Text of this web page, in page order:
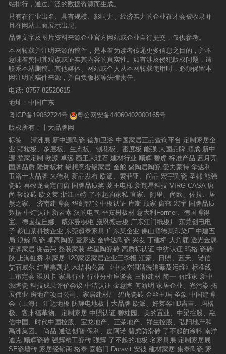
站排行，通过广泛的数据资源而生成。
只有在行业出名、具有规模、影响力、经济实力的企业在才会被收录并
且在网站上面展示出现。
品牌文字及图片资料来源企业官方网站或企业自行提交，仅供参考。
本网转载并注明来源的稿件，是本着为读者传递更多信息之目的，并不
意味着赞同其观点或证实其内容的真实性。如有涉及侵犯版权问题，请
联系本站删稿。其他媒体、网站或个人从本网转载使用时，必须保留本
网注明的稿件来源，并自负版权等法律责任。
电话: 0757-82520615
地址：中国广东
粤ICP备19052724号
粤公网安备44060402000165号
版权所有：十大品牌网
标签:
潭洲展 新中源陶瓷 德加卫浴 中国家居正品查询平台 定制家居企
业 颗粒板、多层板、生态板、刨花板、密度板 能强 大国品牌 顺成 新中
源 整家定制 欧派 卓远 画王大理石 建材行业 顺辉 碧虎 标准产品 蓝月亮
国牌品质 隆饰板材 铝想意奢铝家居 金舵 盛陶居陶瓷 爱力蒙特 华达利
卫浴十大品牌 来德利 新品发布 欧派、索菲亚、尚品 宏宇陶瓷 圣都 能强
瓷砖 喜牧龙高定门窗 国牌品质奖 菱王电梯 新翔星科技 VIRG CASA 唐
尚 轻纹砖 欧文莱 浙江正特 了不起的家私 宜家、阿里、尚欧、佐拉、居
然之家、
济南建博会 华剑智能 中板认证 库斯 顾家 窗帘 宏宇 国牌品质
数据 中灯认证 新岩素 汉的电气 平安树板材 意大利Former、德国博得
宝、德国拉丘娜、威尔曼橱柜 施恩德岩板 广东江门纸板厂 东莞创电电
子 鞍山某科技企业 东莞超泰家具 广东某企业 佛山顺德某印染厂 中建五
局 浪鲸 陶瓷 卓高陶瓷 壹家达 金锋达陶瓷 兴发 丁建桥 大角鹿 透光金属
箭牌家居 谢岳荣 整装家装 华星陶瓷砖 高质标认证 中纺认证 玛格 瓷砖
胶 上海虹桥 利家居 120家泛家居企业三季报 江豪、日照、蓝天、诺信
艾丽威尔 红星美凯龙 木结构公寓
《中央空调清洗消毒及运维》标准线
上审定会 翠贝卡 家具行业 行业分析座谈会 三协建材 简一 丽维家 新中
源陶瓷 科技成果评价会议 中洁认证 金意陶 何新明 家居企业、光污染 拓
展伟业 房地产项目公司、家居建材厂 碧虎瓷砖 金丝玉玛 圣象 中国建博
会（上海）
汇迈地板 防静电地板十大品牌 欧派、好莱客HD吉吉、玛格
极、客来福革物、定制家居 中照认证 碧桂园、美的置业、中梁控股、融
信中国、时代中国控股、宝龙地产、正荣地产、祥生控股、弘阳地产和
禹洲集团。
尚品 通达创智 保利、皮阿诺 碧虎防滑砖 了不起的涂料 南洋
迪克 顺辉瓷砖 强辉精工瓷砖 强辉 了不起的地板 名家具展 定制家居展
SE瓷墙砖 家居经销商 格泰 喜临门 Duravit 安彼 建材家居 集泰陶瓷 家